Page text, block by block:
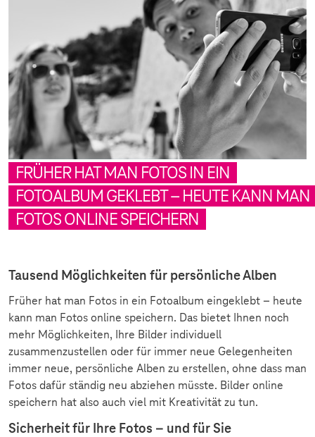
FRÜHER HAT MAN FOTOS IN EIN
FOTOALBUM GEKLEBT – HEUTE KANN MAN
FOTOS ONLINE SPEICHERN
Tausend Möglichkeiten für persönliche Alben
Früher hat man Fotos in ein Fotoalbum eingeklebt – heute
kann man Fotos online speichern. Das bietet Ihnen noch
mehr Möglichkeiten, Ihre Bilder individuell
zusammenzustellen oder für immer neue Gelegenheiten
immer neue, persönliche Alben zu erstellen, ohne dass man
Fotos dafür ständig neu abziehen müsste. Bilder online
speichern hat also auch viel mit Kreativität zu tun.
Sicherheit für Ihre Fotos – und für Sie